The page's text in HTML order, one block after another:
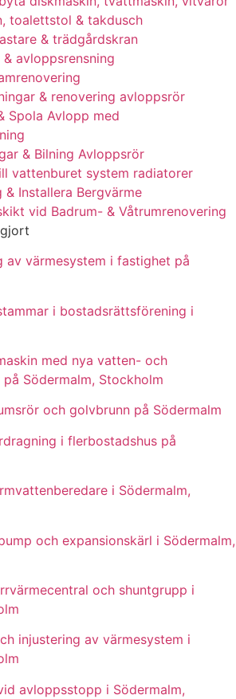
toalettstol & takdusch
& trädgårdskran
avloppsrensning
& renovering avloppsrör
Spola Avlopp med
& Bilning Avloppsrör
vattenburet system radiatorer
& Installera Bergvärme
vid Badrum- & Våtrumrenovering
av värmesystem i fastighet på
i bostadsrättsförening i
med nya vatten- och
Södermalm, Stockholm
och golvbrunn på Södermalm
i flerbostadshus på
i Södermalm,
och expansionskärl i Södermalm,
och shuntgrupp i
injustering av värmesystem i
avloppsstopp i Södermalm,